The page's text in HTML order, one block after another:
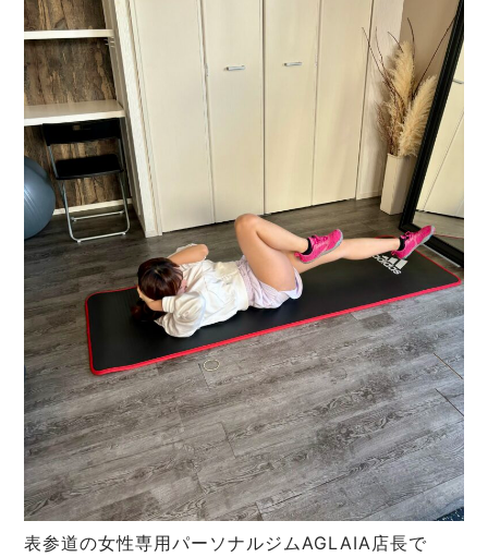
表参道の女性専用パーソナルジムAGLAIA店長で